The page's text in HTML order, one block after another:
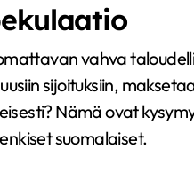
vahva
sijoituksiin,
Nämä ovat
suomalaiset.